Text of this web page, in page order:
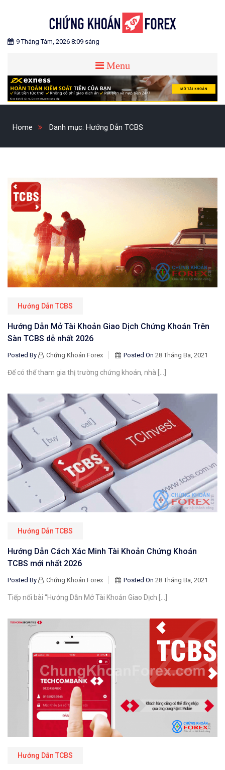
CHỨNG KHOÁN FOREX
Blog chia sẻ về Chứng Khoán và Forex
9 Tháng Tám, 2026 8:09 sáng
Menu
Home Danh mục: Hướng Dẫn TCBS
Hướng Dẫn TCBS
Hướng Dẫn Mở Tài Khoản Giao Dịch Chứng Khoán Trên
Sàn TCBS dễ nhất 2026
Posted By Chứng Khoán Forex Posted On 28 Tháng Ba, 2021
Để có thể tham gia thị trường chứng khoán, nhà […]
Hướng Dẫn TCBS
Hướng Dẫn Cách Xác Minh Tài Khoản Chứng Khoán
TCBS mới nhất 2026
Posted By Chứng Khoán Forex Posted On 28 Tháng Ba, 2021
Tiếp nối bài “Hướng Dẫn Mở Tài Khoản Giao Dịch […]
Hướng Dẫn TCBS